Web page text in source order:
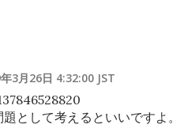
3月26日 4:32:00 JST
として考えるといいですよ。